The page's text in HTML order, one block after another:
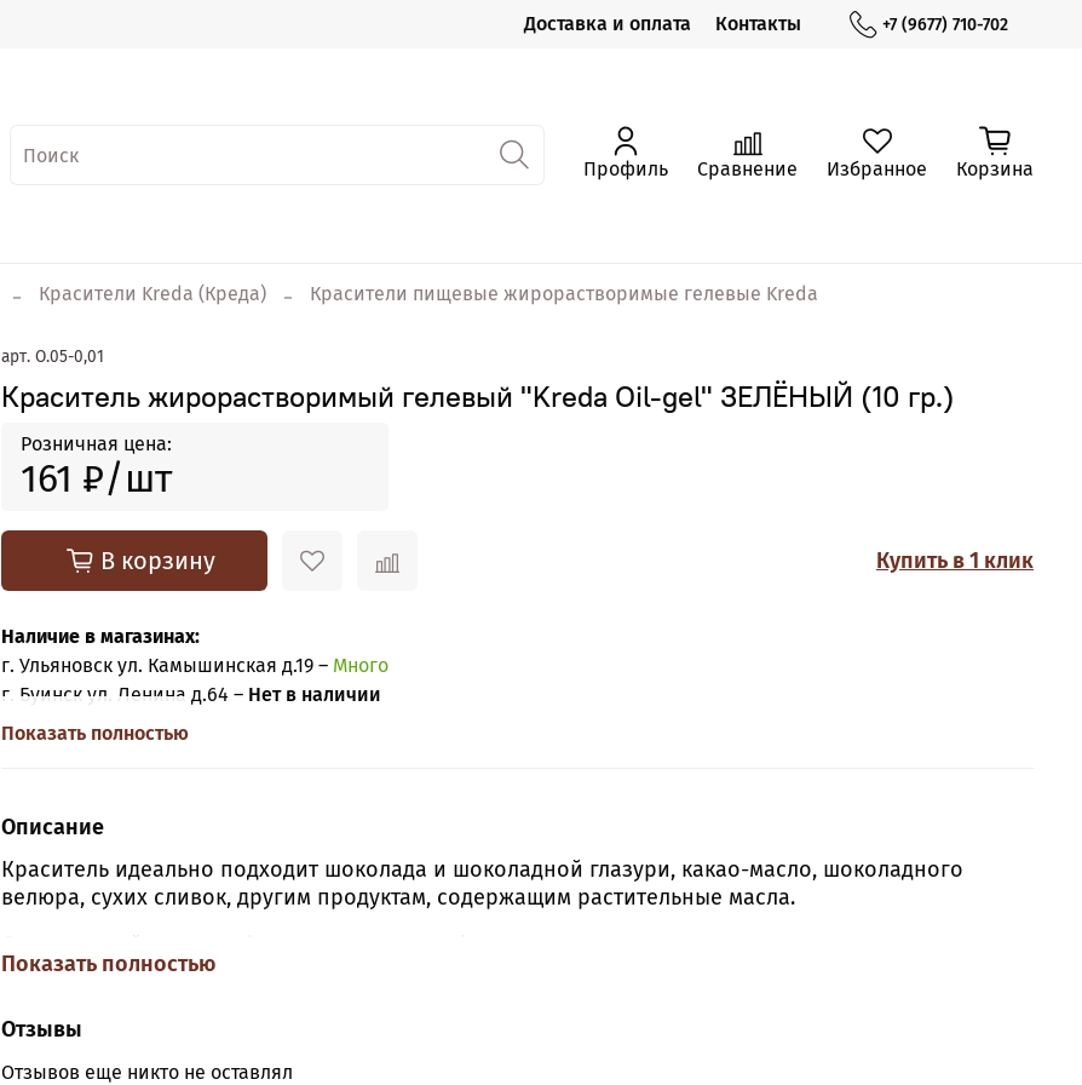
Доставка и оплата Контакты +7 (9677) 710-702
Профиль Сравнение Избранное Корзина
Красители Kreda (Креда) Красители пищевые жирорастворимые гелевые Kreda
арт.О.05-0,01
Краситель жирорастворимый гелевый "Kreda Oil-gel" ЗЕЛЁНЫЙ (10 гр.)
Розничная цена:
161 ₽
В корзину Купить в 1 клик
Наличие в магазинах:
г. Ульяновск ул. Камышинская д.19 – Много
г. Буинск ул. Ленина д.64 – Нет в наличии
Показать полностью
Описание
Краситель идеально подходит шоколада и шоколадной глазури, какао-масло, шоколадного
велюра, сухих сливок, другим продуктам, содержащим растительные масла.
Специальный «носик» флакона позволяет формировать четкую каплю для точного дозирования,
что особенно важно в работе кулинаров.
Высокий уровень концентрации позволит окрасить до 70 кг основы одним флаконом. Средний
Показать полностью
Отзывы
Отзывов еще никто не оставлял